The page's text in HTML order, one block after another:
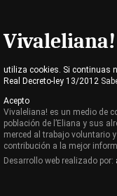
Vivaleliana!
utiliza cookies. Si continuas
Real Decreto-ley 13/2012
Acepto
Vivaleliana! es un medio de
población de l’Eliana y sus
merced al trabajo voluntario
contribución a la mejor
Desarrollo web realizado por: